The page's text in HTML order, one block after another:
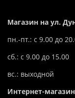
Магазин на ул.
пн.-пт.: с 9.00 до
сб.: с 9.00 до 15.00
вс.: выходной
Интернет-магазин